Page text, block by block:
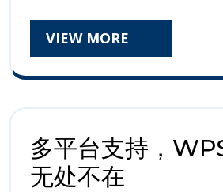
VIEW MORE
MORE
多平台支持，
无处不在